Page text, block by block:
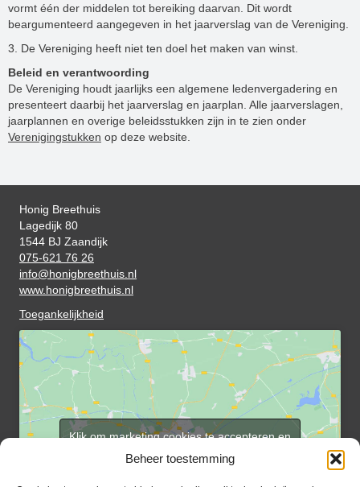
Beheer toestemming
vormt één der middelen tot bereiking daarvan. Dit wordt
beargumenteerd aangegeven in het jaarverslag van de Vereniging.
3. De Vereniging heeft niet ten doel het maken van winst.
Beleid en verantwoording
De Vereniging houdt jaarlijks een algemene ledenvergadering en
presenteert daarbij het jaarverslag en jaarplan. Alle jaarverslagen,
jaarplannen en overige beleidsstukken zijn in te zien onder
Verenigingstukken op deze website.
Honig Breethuis
Lagedijk 80
1544 BJ Zaandijk
075-621 76 26
info@honigbreethuis.nl
www.honigbreethuis.nl
Toegankelijkheid
Klik om marketing cookies te accepteren en
deze inhoud in te schakelen